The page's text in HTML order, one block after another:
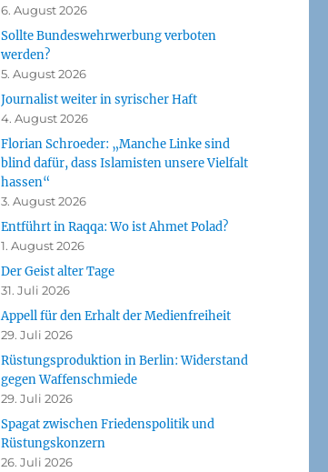
6. August 2026
Sollte Bundeswehrwerbung verboten
werden?
5. August 2026
Journalist weiter in syrischer Haft
4. August 2026
Florian Schroeder: „Manche Linke sind
blind dafür, dass Islamisten unsere Vielfalt
hassen“
3. August 2026
Entführt in Raqqa: Wo ist Ahmet Polad?
1. August 2026
Der Geist alter Tage
31. Juli 2026
Appell für den Erhalt der Medienfreiheit
29. Juli 2026
Rüstungsproduktion in Berlin: Widerstand
gegen Waffenschmiede
29. Juli 2026
Spagat zwischen Friedenspolitik und
Rüstungskonzern
26. Juli 2026